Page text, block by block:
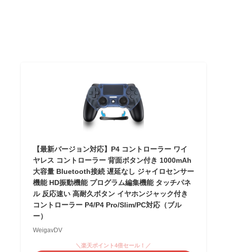
【最新バージョン対応】P4 コントローラー ワイ
ヤレス コントローラー 背面ボタン付き 1000mAh
大容量 Bluetooth接続 遅延なし ジャイロセンサー
機能 HD振動機能 プログラム編集機能 タッチパネ
ル 反応速い 高耐久ボタン イヤホンジャック付き
コントローラー P4/P4 Pro/Slim/PC対応（ブル
ー）
WeigavDV
＼楽天ポイント4倍セール！／